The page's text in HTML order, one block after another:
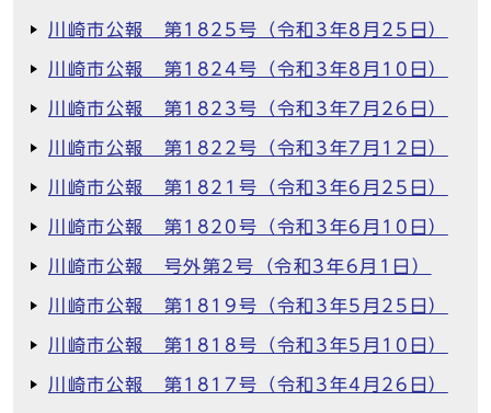
川崎市公報 第1825号（令和3年8月25日）
川崎市公報 第1824号（令和3年8月10日）
川崎市公報 第1823号（令和3年7月26日）
川崎市公報 第1822号（令和3年7月12日）
川崎市公報 第1821号（令和3年6月25日）
川崎市公報 第1820号（令和3年6月10日）
川崎市公報 号外第2号（令和3年6月1日）
川崎市公報 第1819号（令和3年5月25日）
川崎市公報 第1818号（令和3年5月10日）
川崎市公報 第1817号（令和3年4月26日）